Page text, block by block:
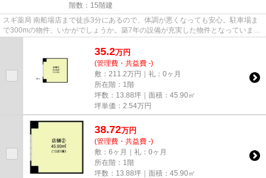
階数：15階建
スギ薬局 南船場店まで徒歩3分にあるので、体調が悪くなっても安心。駐車場ま
で300mの物件、いかがでしょうか。築7年の設備が充実した物件となっていま
す。徒歩3分で駅にアクセスでき...
35.2万円
(管理費・共益費 -)
敷：211.2万円｜礼：0ヶ月
所在階：1階
坪数：13.88坪｜面積：45.90㎡
坪単価： 2.54万円
38.72万円
(管理費・共益費 -)
敷：6ヶ月｜礼：0ヶ月
所在階：1階
坪数：13.88坪｜面積：45.90㎡